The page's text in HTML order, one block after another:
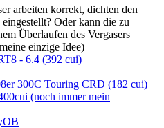
arbeiten korrekt, dichten den
Oder kann die zu
Überlaufen des Vergasers
einzige Idee)
- 6.4 (392 cui)
300C Touring CRD (182 cui)
(noch immer mein